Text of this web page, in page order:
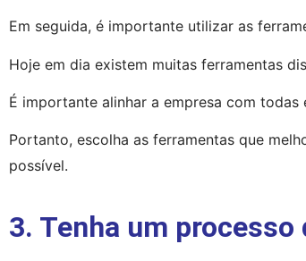
Em seguida, é importante utilizar as
Hoje em dia existem muitas ferramentas
É importante alinhar a empresa com
Portanto, escolha as ferramentas que
possível.
3. Tenha um